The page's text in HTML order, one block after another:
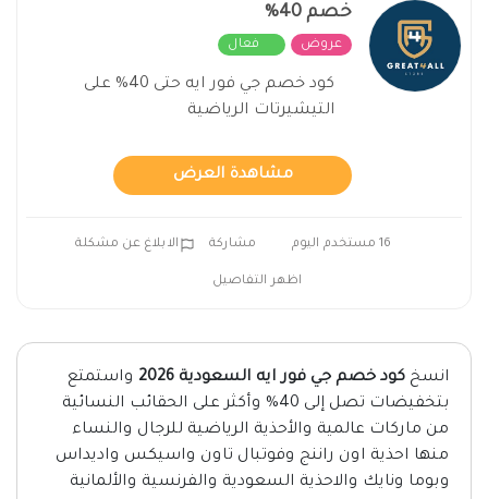
خصم 40%
عروض فعال
كود خصم جي فور ايه حتى 40% على
التيشيرتات الرياضية
مشاهدة العرض
16 مستخدم اليوم مشاركة الابلاغ عن مشكلة
اظهر التفاصيل
انسخ كود خصم جي فور ايه السعودية 2026
واستمتع
بتخفيضات تصل إلى 40% وأكثر على الحقائب النسائية
من ماركات عالمية والأحذية الرياضية للرجال والنساء
منها احذية اون راننج وفوتبال تاون واسيكس واديداس
وبوما ونايك والاحذية السعودية والفرنسية والألمانية